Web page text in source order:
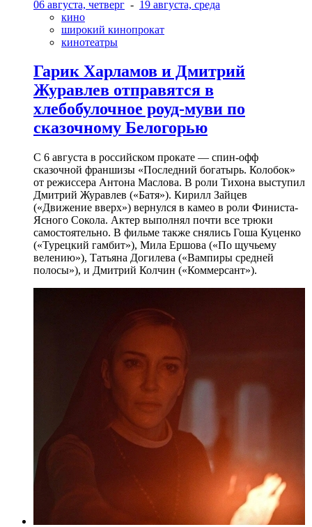
06 августа, четверг - 19 августа, среда
кино
широкий кинопрокат
кинотеатры
Гарик Харламов и Дмитрий
Журавлев отправятся в
хлебобулочное роуд-муви по
сказочному Белогорью
С 6 августа в российском прокате — спин-офф
сказочной франшизы «Последний богатырь. Колобок»
от режиссера Антона Маслова. В роли Тихона выступил
Дмитрий Журавлев («Батя»). Кирилл Зайцев
(«Движение вверх») вернулся в камео в роли Финиста-
Ясного Сокола. Актер выполнял почти все трюки
самостоятельно. В фильме также снялись Гоша Куценко
(«Турецкий гамбит»), Мила Ершова («По щучьему
велению»), Татьяна Догилева («Вампиры средней
полосы»), и Дмитрий Колчин («Коммерсант»).